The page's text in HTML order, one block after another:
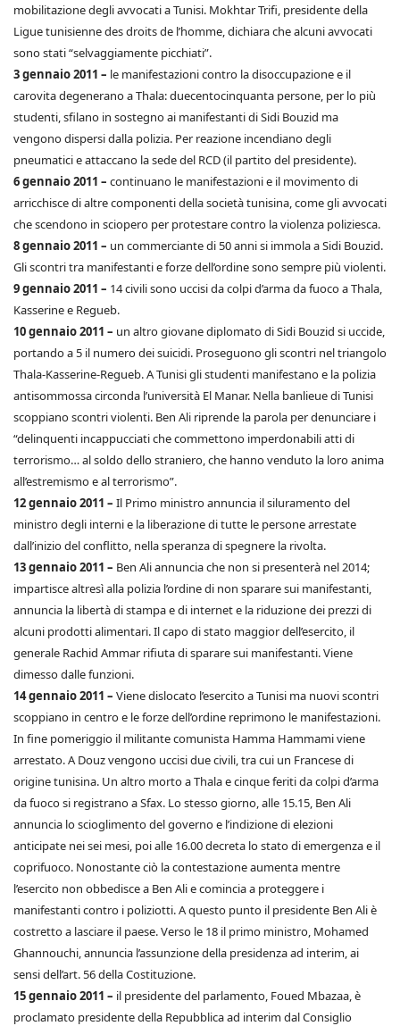
mobilitazione degli avvocati a Tunisi. Mokhtar Trifi, presidente della
Ligue tunisienne des droits de l’homme, dichiara che alcuni avvocati
sono stati “selvaggiamente picchiati”.
3 gennaio 2011 – le manifestazioni contro la disoccupazione e il
carovita degenerano a Thala: duecentocinquanta persone, per lo più
studenti, sfilano in sostegno ai manifestanti di Sidi Bouzid ma
vengono dispersi dalla polizia. Per reazione incendiano degli
pneumatici e attaccano la sede del RCD (il partito del presidente).
6 gennaio 2011 – continuano le manifestazioni e il movimento di
arricchisce di altre componenti della società tunisina, come gli avvocati
che scendono in sciopero per protestare contro la violenza poliziesca.
8 gennaio 2011 – un commerciante di 50 anni si immola a Sidi Bouzid.
Gli scontri tra manifestanti e forze dell’ordine sono sempre più violenti.
9 gennaio 2011 – 14 civili sono uccisi da colpi d’arma da fuoco a Thala,
Kasserine e Regueb.
10 gennaio 2011 – un altro giovane diplomato di Sidi Bouzid si uccide,
portando a 5 il numero dei suicidi. Proseguono gli scontri nel triangolo
Thala-Kasserine-Regueb. A Tunisi gli studenti manifestano e la polizia
antisommossa circonda l’università El Manar. Nella banlieue di Tunisi
scoppiano scontri violenti. Ben Ali riprende la parola per denunciare i
“delinquenti incappucciati che commettono imperdonabili atti di
terrorismo… al soldo dello straniero, che hanno venduto la loro anima
all’estremismo e al terrorismo”.
12 gennaio 2011 – Il Primo ministro annuncia il siluramento del
ministro degli interni e la liberazione di tutte le persone arrestate
dall’inizio del conflitto, nella speranza di spegnere la rivolta.
13 gennaio 2011 – Ben Ali annuncia che non si presenterà nel 2014;
impartisce altresì alla polizia l’ordine di non sparare sui manifestanti,
annuncia la libertà di stampa e di internet e la riduzione dei prezzi di
alcuni prodotti alimentari. Il capo di stato maggior dell’esercito, il
generale Rachid Ammar rifiuta di sparare sui manifestanti. Viene
dimesso dalle funzioni.
14 gennaio 2011 – Viene dislocato l’esercito a Tunisi ma nuovi scontri
scoppiano in centro e le forze dell’ordine reprimono le manifestazioni.
In fine pomeriggio il militante comunista Hamma Hammami viene
arrestato. A Douz vengono uccisi due civili, tra cui un Francese di
origine tunisina. Un altro morto a Thala e cinque feriti da colpi d’arma
da fuoco si registrano a Sfax. Lo stesso giorno, alle 15.15, Ben Ali
annuncia lo scioglimento del governo e l’indizione di elezioni
anticipate nei sei mesi, poi alle 16.00 decreta lo stato di emergenza e il
coprifuoco. Nonostante ciò la contestazione aumenta mentre
l’esercito non obbedisce a Ben Ali e comincia a proteggere i
manifestanti contro i poliziotti. A questo punto il presidente Ben Ali è
costretto a lasciare il paese. Verso le 18 il primo ministro, Mohamed
Ghannouchi, annuncia l’assunzione della presidenza ad interim, ai
sensi dell’art. 56 della Costituzione.
15 gennaio 2011 – il presidente del parlamento, Foued Mbazaa, è
proclamato presidente della Repubblica ad interim dal Consiglio